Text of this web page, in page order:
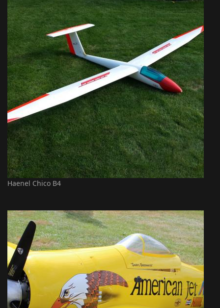
Haenel Chico B4